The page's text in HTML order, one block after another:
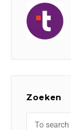
Zoeken